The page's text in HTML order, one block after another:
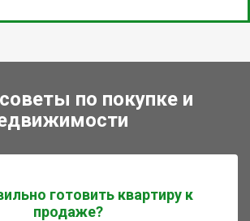
по покупке и
готовить квартиру к
продаже?